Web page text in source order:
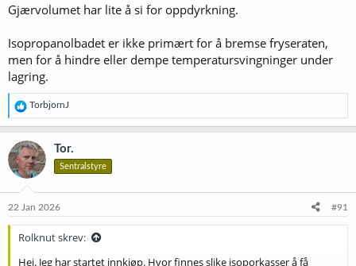
Gjærvolumet har lite å si for oppdyrkning.
Isopropanolbadet er ikke primært for å bremse fryseraten,
men for å hindre eller dempe temperatursvingninger under
lagring.
R
e
a
k
s
j
o
e
TorbjornJ
Tor.
Sentralstyre
22 Jan 2026 #91
Rolknut skrev:
Hei. Jeg har startet innkjøp. Hvor finnes slike isoporkasser å få